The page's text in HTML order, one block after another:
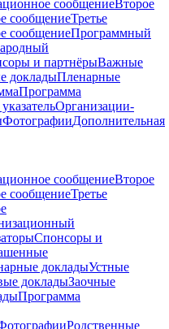
сообщениеВторое
сообщениеТретье
сообщениеПрограммный
и партнёрыВажные
докладыПленарные
Программа
Организации-
ФотографииДополнительная
сообщениеВторое
сообщениеТретье
Спонсоры и
докладыУстные
докладыЗаочные
Программа
Родственные